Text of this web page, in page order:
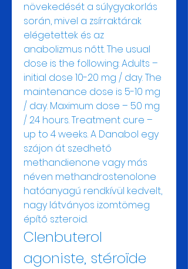
növekedését a súlygyakorlás
során, mivel a zsírraktárak
elégetettek és az
anabolizmus nőtt. The usual
dose is the following: Adults –
initial dose 10-20 mg / day. The
maintenance dose is 5-10 mg
/ day. Maximum dose – 50 mg
/ 24 hours. Treatment cure –
up to 4 weeks. A Danabol egy
szájon át szedhető
methandienone vagy más
néven methandrostenolone
hatóanyagú rendkívül kedvelt,
nagy látványos izomtömeg
építő szteroid.
Clenbuterol
agoniste, stéroïde